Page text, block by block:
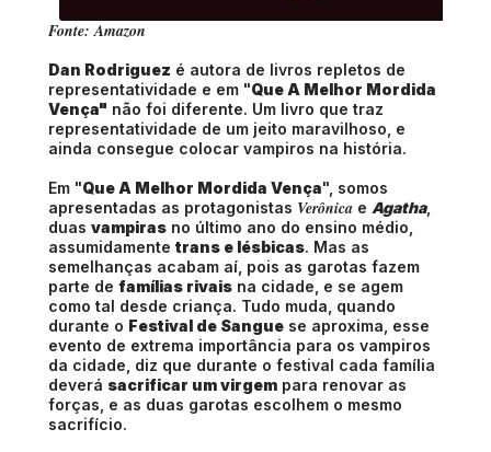
Fonte: Amazon
Dan Rodriguez é autora de livros repletos de
representatividade e em "Que A Melhor Mordida
Vença" não foi diferente. Um livro que traz
representatividade de um jeito maravilhoso, e
ainda consegue colocar vampiros na história.
Em "Que A Melhor Mordida Vença", somos
apresentadas as protagonistas Verônica e Agatha,
duas vampiras no último ano do ensino médio,
assumidamente trans e lésbicas. Mas as
semelhanças acabam aí, pois as garotas fazem
parte de famílias rivais na cidade, e se agem
como tal desde criança. Tudo muda, quando
durante o Festival de Sangue se aproxima, esse
evento de extrema importância para os vampiros
da cidade, diz que durante o festival cada família
deverá sacrificar um virgem para renovar as
forças, e as duas garotas escolhem o mesmo
sacrifício.